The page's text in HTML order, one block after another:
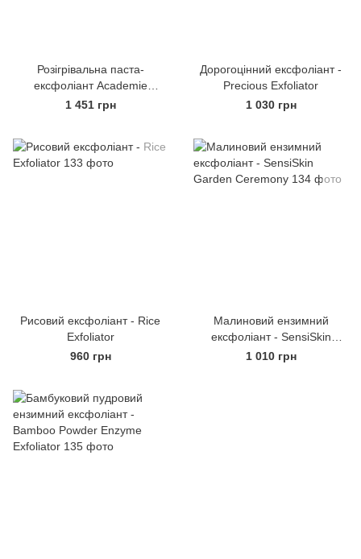
Розігрівальна паста-
ексфоліант Academie
Exfoliating Heating Paste
1 451 грн
Дорогоцінний ексфоліант -
Precious Exfoliator
1 030 грн
Рисовий ексфоліант - Rice
Exfoliator
960 грн
Малиновий ензимний
ексфоліант - SensiSkin
Garden Ceremony
1 010 грн